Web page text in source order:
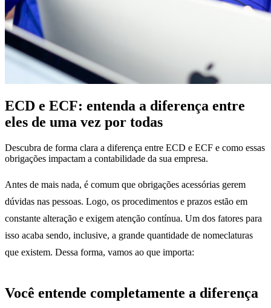
ECD e ECF: entenda a diferença entre
eles de uma vez por todas
Descubra de forma clara a diferença entre ECD e ECF e como essas
obrigações impactam a contabilidade da sua empresa.
Antes de mais nada, é comum que obrigações acessórias gerem
dúvidas nas pessoas. Logo, os procedimentos e prazos estão em
constante alteração e exigem atenção contínua. Um dos fatores para
isso acaba sendo, inclusive, a grande quantidade de nomeclaturas
que existem. Dessa forma, vamos ao que importa:
Você entende completamente a diferença